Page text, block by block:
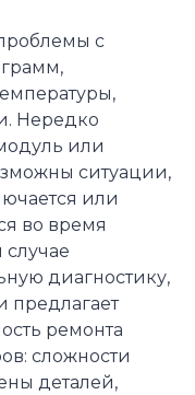
с
Нередко
или
ситуации,
или
во время
диагностику,
предлагает
ремонта
сложности
деталей,